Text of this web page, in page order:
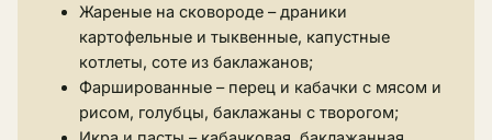
Жареные на сковороде – драники
картофельные и тыквенные, капустные
котлеты, соте из баклажанов;
Фаршированные – перец и кабачки с мясом и
рисом, голубцы, баклажаны с творогом;